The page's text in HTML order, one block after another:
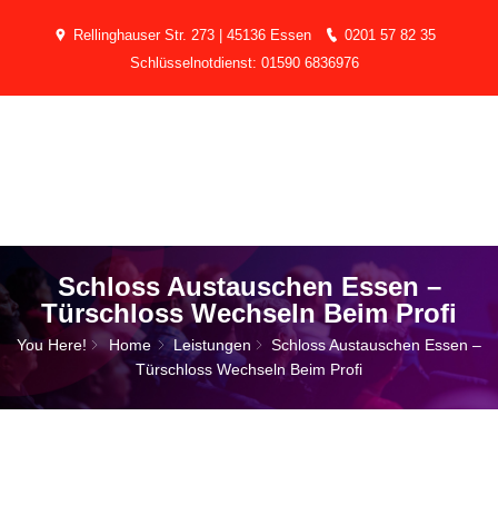
Rellinghauser Str. 273 | 45136 Essen
0201 57 82 35
Schlüsselnotdienst: 01590 6836976
Schloss Austauschen Essen –
Türschloss Wechseln Beim Profi
You Here! Home Leistungen
Schloss Austauschen Essen –
Türschloss Wechseln Beim Profi